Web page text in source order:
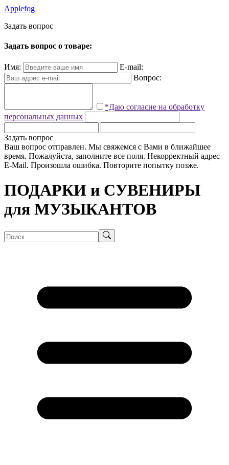
Applefog
Задать вопрос
Задать вопрос о товаре:
Имя:
E-mail:
Вопрос:
*Даю согласие на обработку
персональных данных
Задать вопрос
Ваш вопрос отправлен. Мы свяжемся с Вами в ближайшее
время. Пожалуйста, заполните все поля. Некорректный адрес
E-Mail. Произошла ошибка. Повторите попытку позже.
ПОДАРКИ и СУВЕНИРЫ
для МУЗЫКАНТОВ